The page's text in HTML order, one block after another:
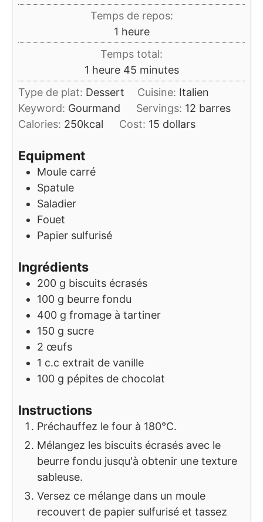
Temps de repos:
1 heure
heure
Temps total:
1 heure
heure 45minutes
minutes
Type de plat: Dessert Cuisine: Italien
Keyword: Gourmand Servings: 12 barres
Calories: 250kcal Cost: 15 dollars
Equipment
Moule carré
Spatule
Saladier
Fouet
Papier sulfurisé
Ingrédients
200 g biscuits écrasés
100 g beurre fondu
400 g fromage à tartiner
150 g sucre
2 œufs
1 c.c extrait de vanille
100 g pépites de chocolat
Instructions
Préchauffez le four à 180°C.
Mélangez les biscuits écrasés avec le
beurre fondu jusqu'à obtenir une texture
sableuse.
Versez ce mélange dans un moule
recouvert de papier sulfurisé et tassez